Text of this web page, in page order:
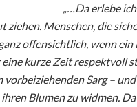
„…Da erlebe
Menschen, die
offensichtlich, wenn ein
kurze Zeit respektvoll
Sarg –
Blumen zu widmen.